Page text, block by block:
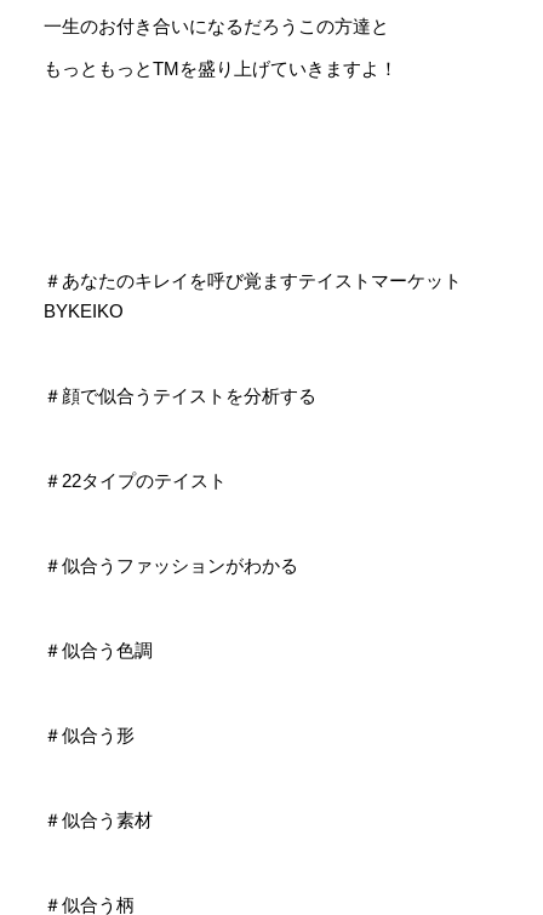
一生のお付き合いになるだろうこの方達と
もっともっとTMを盛り上げていきますよ！
＃あなたのキレイを呼び覚ますテイストマーケット
BYKEIKO
＃顔で似合うテイストを分析する
＃22タイプのテイスト
＃似合うファッションがわかる
＃似合う色調
＃似合う形
＃似合う素材
＃似合う柄